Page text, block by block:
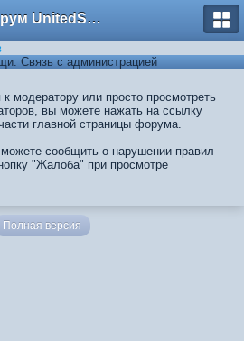
Форум UnitedSouth
Связь с администрацией
модератору или просто просмотреть
вы можете нажать на ссылку
главной страницы форума.
сообщить о нарушении правил
"Жалоба" при просмотре
Полная версия